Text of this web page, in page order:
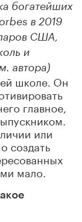
богатейших
в 2019
США,
и
автора)
школе. Он
главное,
или
создать
мало.